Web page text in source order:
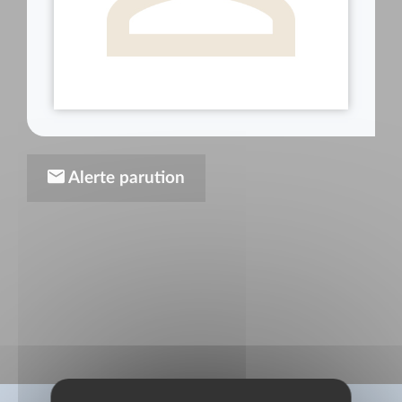
Alerte parution